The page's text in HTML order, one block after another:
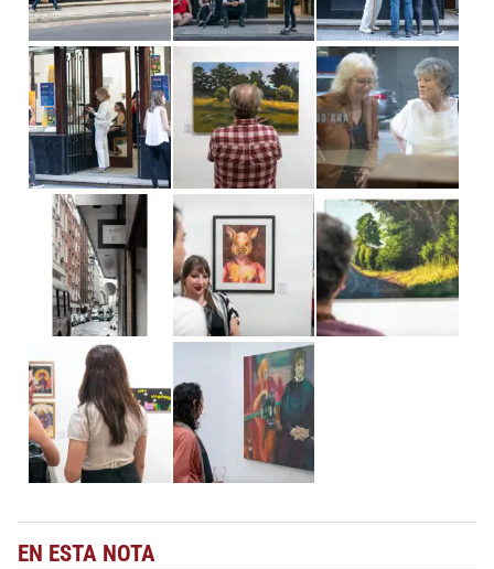
EN ESTA NOTA